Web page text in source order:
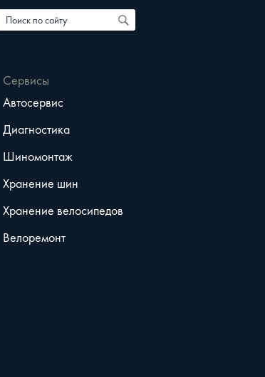
Сервисы
Автосервис
Диагностика
Шиномонтаж
Хранение шин
Хранение велосипедов
Велоремонт